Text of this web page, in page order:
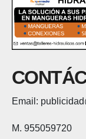
Email:
M. 955059720